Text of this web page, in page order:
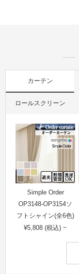
カーテン
ロールスクリーン
Simple Order
OP3148-OP3154ソ
フトシャイン(全6色)
¥5,808 (税込) ~